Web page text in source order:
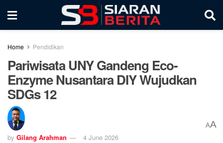
Home Pendidikan
Pariwisata UNY Gandeng Eco-
Enzyme Nusantara DIY Wujudkan
SDGs 12
by Gilang Arahman 4 June 2026
AA